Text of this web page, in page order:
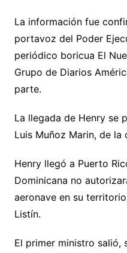
La información fue
portavoz del Poder
periódico boricua El
Grupo de Diarios
parte.
La llegada de Henry se
Luis Muñoz Marin, de la
Henry llegó a Puerto
Dominicana no
aeronave en su
Listín.
El primer ministro salió,